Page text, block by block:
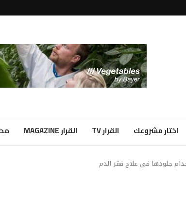
اختار مشروعك القرار TV القرار MAGAZINE
جلودها في علاج فقر الدم